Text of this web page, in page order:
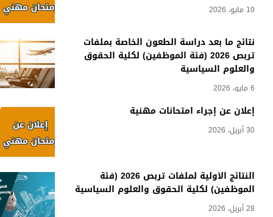
10 مايو، 2026
نتائج ما بعد دراسة الطعون الخاصة بملفات
تربص 2026 (فئة الموظفين) لكلية الحقوق
والعلوم السياسية
6 مايو، 2026
إعلان عن إجراء امتحانات مهنية
30 أبريل، 2026
النتائج الأولية لملفات تربص 2026 (فئة
الموظفين) لكلية الحقوق والعلوم السياسية
28 أبريل، 2026